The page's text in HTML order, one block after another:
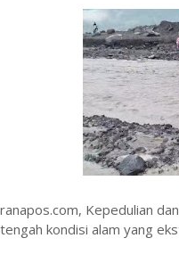
Kepedulian
kondisi alam yang